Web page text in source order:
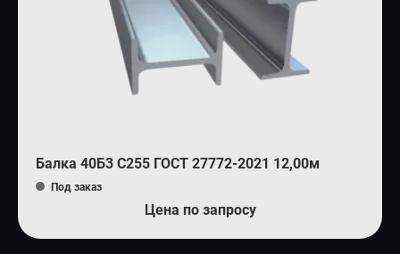
Балка 40Б3 С255 ГОСТ 27772-2021 12,00м
Под заказ
Цена по запросу